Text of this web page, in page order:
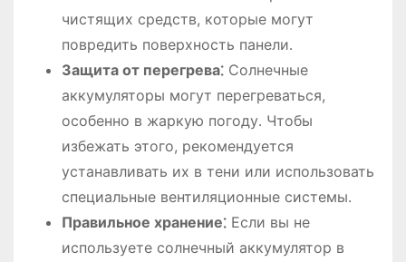
чистящих средств, которые могут
повредить поверхность панели․
Защита от перегрева⁚Солнечные
аккумуляторы могут перегреваться,
особенно в жаркую погоду․ Чтобы
избежать этого, рекомендуется
устанавливать их в тени или использовать
специальные вентиляционные системы․
Правильное хранение⁚Если вы не
используете солнечный аккумулятор в